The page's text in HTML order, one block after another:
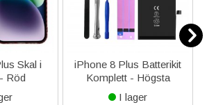
Skal i
Röd
iPhone 8 Plus Batterikit
Komplett - Högsta
kvalitet
I lager